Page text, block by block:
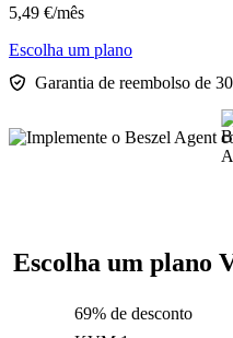
5,49 €/mês
Escolha um plano
Garantia de reembolso de
Escolha um plano
69% de desconto